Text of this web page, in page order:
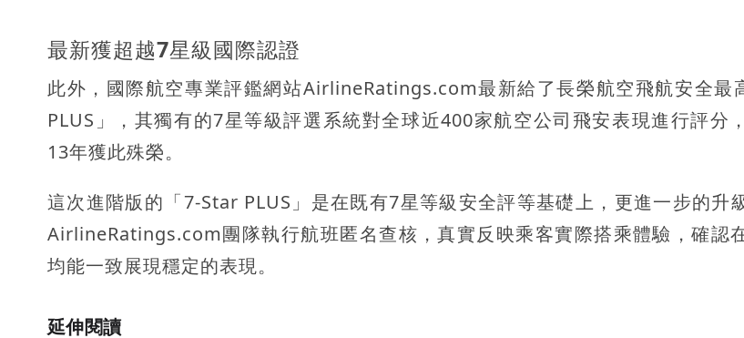
最新獲超越7星級國際認證
此外，國際航空專業評鑑網站AirlineRatings.com最新給了長榮航空飛航安全最
PLUS」，其獨有的7星等級評選系統對全球近400家航空公司飛安表現進行評分
13年獲此殊榮。
這次進階版的「7-Star PLUS」是在既有7星等級安全評等基礎上，更進一步的升
AirlineRatings.com團隊執行航班匿名查核，真實反映乘客實際搭乘體驗，確認
均能一致展現穩定的表現。
延伸閱讀